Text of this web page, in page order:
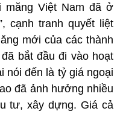
Việt Nam đã ở
cạnh tranh quyết liệt
mới của các thành
bắt đầu đi vào hoạt
nói đến là tỷ giá ngoại
đã ảnh hưởng nhiều
tư, xây dựng. Giá cả